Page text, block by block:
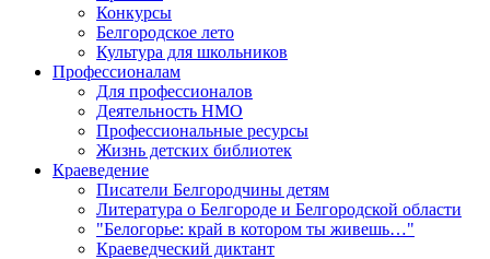
Конкурсы
Белгородское лето
Культура для школьников
Профессионалам
Для профессионалов
Деятельность НМО
Профессиональные ресурсы
Жизнь детских библиотек
Краеведение
Писатели Белгородчины детям
Литература о Белгороде и Белгородской области
"Белогорье: край в котором ты живешь…"
Краеведческий диктант